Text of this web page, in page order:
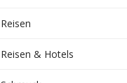
Reisen
Reisen & Hotels